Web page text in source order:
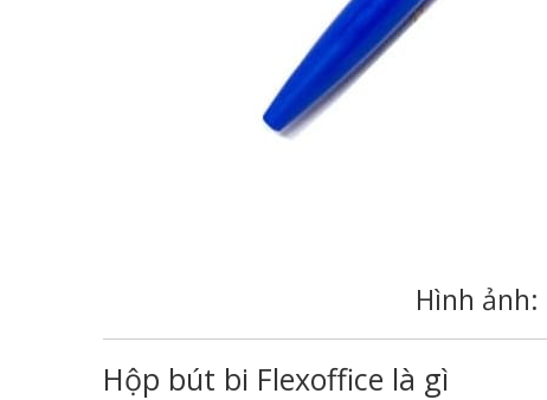
Hình ảnh:
Hộp bút bi Flexoffice là gì